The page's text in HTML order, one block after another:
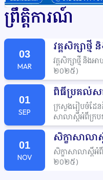
ព្រឹត្តិការណ៍
03
MAR
វគ្គសិក្សាថ្មី
២០២៥(១
វគ្គសិក្សាថ្មី និងអា
២០២៥)
01
SEP
ពិធីប្រគល់ស
ប្រាយ(៩កុម្
ក្រសួងរៀបចំដែន
សាលាស្តីអំពីក្រប
១១ខែកុម្ភៈឆ្នាំ២
រាជធានីភ្នំពេញស
កម្ម និងសំណង់ ប
ក្របខណ្ឌច្បាប់និ
រូបនីយកម្ម
01
NOV
សិក្ខាសាលា
បទដ្ឋានគតិយុ
សិក្ខាសាលាស្តីអំ
២០២៥)